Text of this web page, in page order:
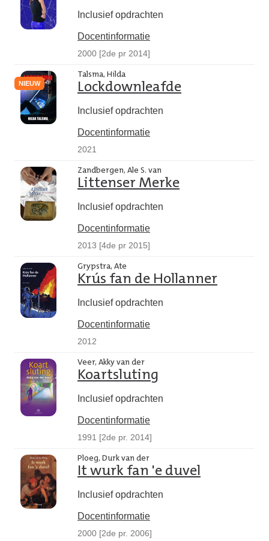
Inclusief opdrachten
Docentinformatie
2000 [2de pr 2014]
NIEUW
Talsma, Hilda
Lockdownleafde
Inclusief opdrachten
Docentinformatie
2021
Zandbergen, Ale S. van
Littenser Merke
Inclusief opdrachten
Docentinformatie
2013 [4de pr 2015]
Grypstra, Ate
Krús fan de Hollanner
Inclusief opdrachten
Docentinformatie
2012
Veer, Akky van der
Koartsluting
Inclusief opdrachten
Docentinformatie
1991 [2de pr. 2014]
Ploeg, Durk van der
It wurk fan 'e duvel
Inclusief opdrachten
Docentinformatie
2000 [2de pr. 2006]